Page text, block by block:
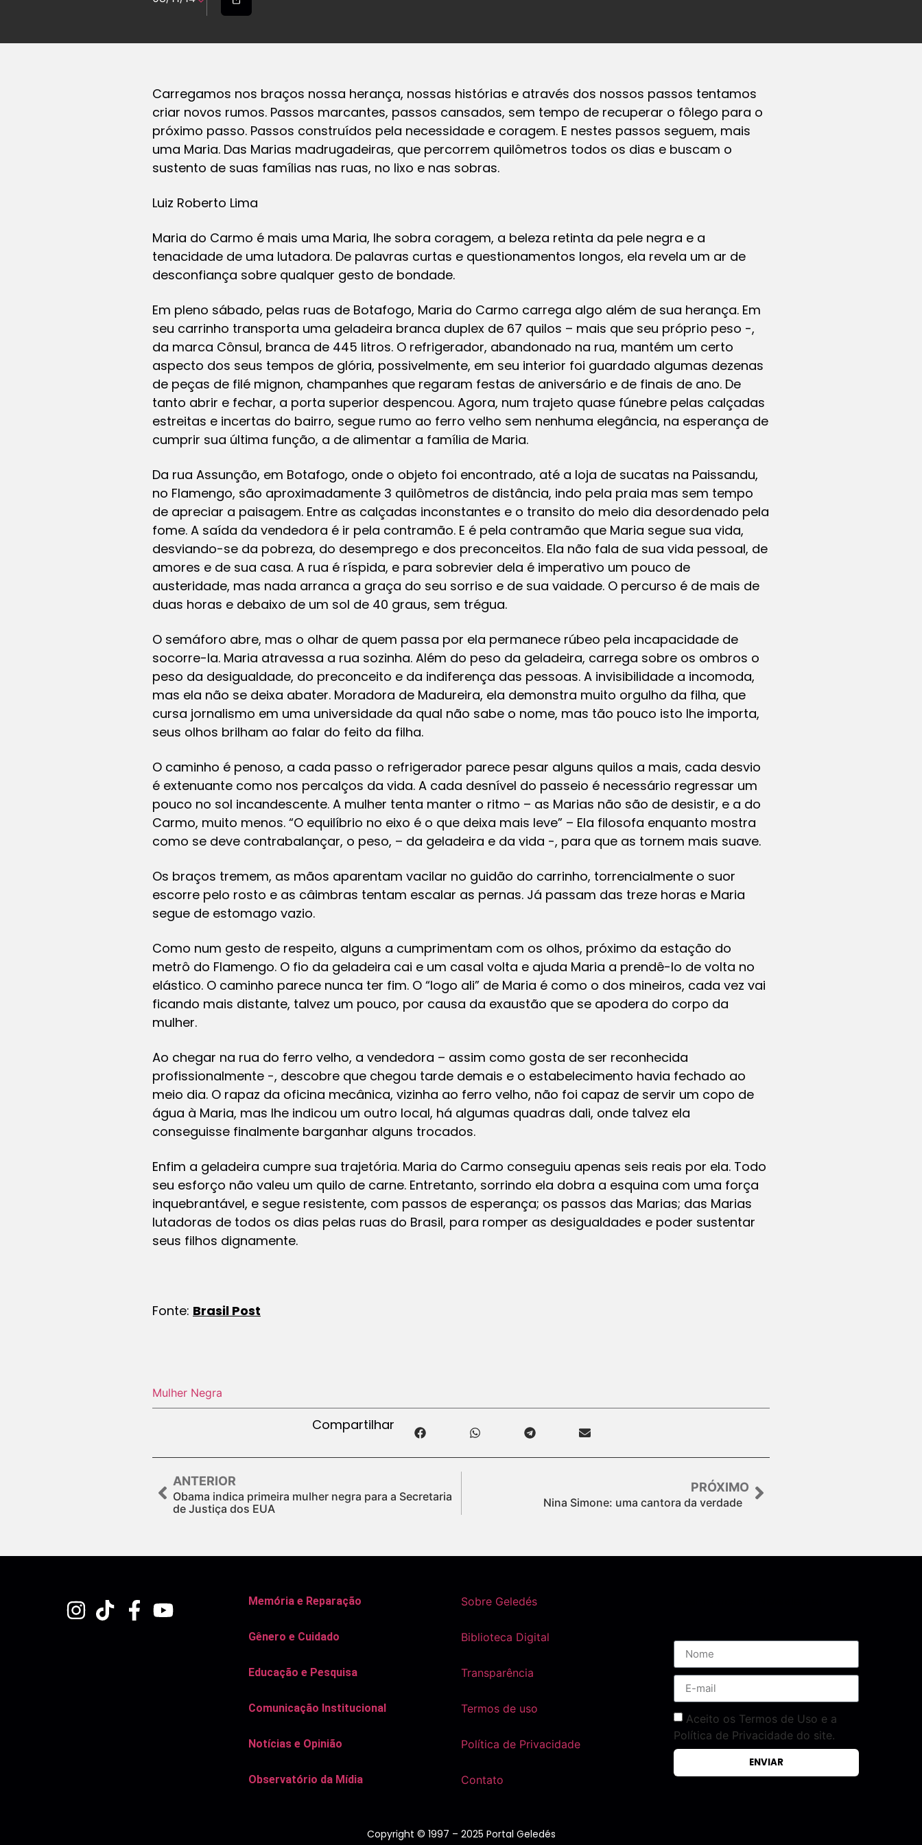
Carregamos nos braços nossa herança, nossas histórias e através dos nossos passos tentamos
criar novos rumos. Passos marcantes, passos cansados, sem tempo de recuperar o fôlego para o
próximo passo. Passos construídos pela necessidade e coragem. E nestes passos seguem, mais
uma Maria. Das Marias madrugadeiras, que percorrem quilômetros todos os dias e buscam o
sustento de suas famílias nas ruas, no lixo e nas sobras.
Luiz Roberto Lima
Maria do Carmo é mais uma Maria, lhe sobra coragem, a beleza retinta da pele negra e a
tenacidade de uma lutadora. De palavras curtas e questionamentos longos, ela revela um ar de
desconfiança sobre qualquer gesto de bondade.
Em pleno sábado, pelas ruas de Botafogo, Maria do Carmo carrega algo além de sua herança. Em
seu carrinho transporta uma geladeira branca duplex de 67 quilos – mais que seu próprio peso -,
da marca Cônsul, branca de 445 litros. O refrigerador, abandonado na rua, mantém um certo
aspecto dos seus tempos de glória, possivelmente, em seu interior foi guardado algumas dezenas
de peças de filé mignon, champanhes que regaram festas de aniversário e de finais de ano. De
tanto abrir e fechar, a porta superior despencou. Agora, num trajeto quase fúnebre pelas calçadas
estreitas e incertas do bairro, segue rumo ao ferro velho sem nenhuma elegância, na esperança de
cumprir sua última função, a de alimentar a família de Maria.
Da rua Assunção, em Botafogo, onde o objeto foi encontrado, até a loja de sucatas na Paissandu,
no Flamengo, são aproximadamente 3 quilômetros de distância, indo pela praia mas sem tempo
de apreciar a paisagem. Entre as calçadas inconstantes e o transito do meio dia desordenado pela
fome. A saída da vendedora é ir pela contramão. E é pela contramão que Maria segue sua vida,
desviando-se da pobreza, do desemprego e dos preconceitos. Ela não fala de sua vida pessoal, de
amores e de sua casa. A rua é ríspida, e para sobrevier dela é imperativo um pouco de
austeridade, mas nada arranca a graça do seu sorriso e de sua vaidade. O percurso é de mais de
duas horas e debaixo de um sol de 40 graus, sem trégua.
O semáforo abre, mas o olhar de quem passa por ela permanece rúbeo pela incapacidade de
socorre-la. Maria atravessa a rua sozinha. Além do peso da geladeira, carrega sobre os ombros o
peso da desigualdade, do preconceito e da indiferença das pessoas. A invisibilidade a incomoda,
mas ela não se deixa abater. Moradora de Madureira, ela demonstra muito orgulho da filha, que
cursa jornalismo em uma universidade da qual não sabe o nome, mas tão pouco isto lhe importa,
seus olhos brilham ao falar do feito da filha.
O caminho é penoso, a cada passo o refrigerador parece pesar alguns quilos a mais, cada desvio
é extenuante como nos percalços da vida. A cada desnível do passeio é necessário regressar um
pouco no sol incandescente. A mulher tenta manter o ritmo – as Marias não são de desistir, e a do
Carmo, muito menos. “O equilíbrio no eixo é o que deixa mais leve” – Ela filosofa enquanto mostra
como se deve contrabalançar, o peso, – da geladeira e da vida -, para que as tornem mais suave.
Os braços tremem, as mãos aparentam vacilar no guidão do carrinho, torrencialmente o suor
escorre pelo rosto e as câimbras tentam escalar as pernas. Já passam das treze horas e Maria
segue de estomago vazio.
Como num gesto de respeito, alguns a cumprimentam com os olhos, próximo da estação do
metrô do Flamengo. O fio da geladeira cai e um casal volta e ajuda Maria a prendê-lo de volta no
elástico. O caminho parece nunca ter fim. O “logo ali” de Maria é como o dos mineiros, cada vez vai
ficando mais distante, talvez um pouco, por causa da exaustão que se apodera do corpo da
mulher.
Ao chegar na rua do ferro velho, a vendedora – assim como gosta de ser reconhecida
profissionalmente -, descobre que chegou tarde demais e o estabelecimento havia fechado ao
meio dia. O rapaz da oficina mecânica, vizinha ao ferro velho, não foi capaz de servir um copo de
água à Maria, mas lhe indicou um outro local, há algumas quadras dali, onde talvez ela
conseguisse finalmente barganhar alguns trocados.
Enfim a geladeira cumpre sua trajetória. Maria do Carmo conseguiu apenas seis reais por ela. Todo
seu esforço não valeu um quilo de carne. Entretanto, sorrindo ela dobra a esquina com uma força
inquebrantável, e segue resistente, com passos de esperança; os passos das Marias; das Marias
lutadoras de todos os dias pelas ruas do Brasil, para romper as desigualdades e poder sustentar
seus filhos dignamente.
Fonte: Brasil Post
Mulher Negra
Compartilhar
ANTERIOR
Obama indica primeira mulher negra para a Secretaria
de Justiça dos EUA
PRÓXIMO
Nina Simone: uma cantora da verdade
Memória e Reparação
Gênero e Cuidado
Educação e Pesquisa
Comunicação Institucional
Notícias e Opinião
Observatório da Mídia
Sobre Geledés
Biblioteca Digital
Transparência
Termos de uso
Política de Privacidade
Contato
Aceito os Termos de Uso e a
Política de Privacidade do site.
ENVIAR
Copyright © 1997 – 2025 Portal Geledés